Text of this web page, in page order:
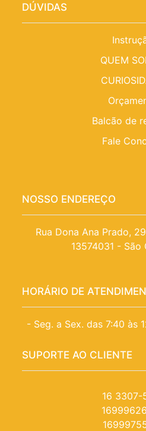
DÚVIDAS
QUEM
Balcão de
Fale
NOSSO ENDEREÇO
Rua Dona Ana Prado,
13574031 - São
HORÁRIO DE
- Seg. a Sex. das 7:40 às
SUPORTE AO CLIENTE
16 3307-